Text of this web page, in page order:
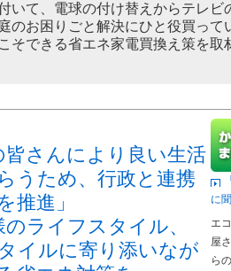
いて、電球の付け替えからテレビ
のお困りごと解決にひと役買って
そできる省エネ家電買換え策を取
に
エ
屋
ら
皆さんにより良い生活
うため、行政と連携
推進」
ライフスタイル、
イルに寄り添いなが